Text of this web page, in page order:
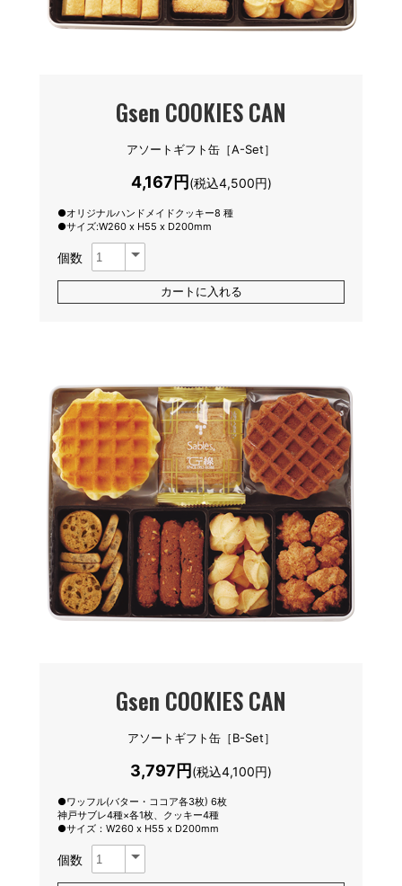
Gsen COOKIES CAN
アソートギフト缶［A-Set］
4,167円 (税込4,500円)
●オリジナルハンドメイドクッキー8 種
●サイズ:W260 x H55 x D200mm
個数
カートに入れる
Gsen COOKIES CAN
アソートギフト缶［B-Set］
3,797円 (税込4,100円)
●ワッフル(バター・ココア各3枚) 6枚
神戸サブレ4種×各1枚、クッキー4種
●サイズ：W260 x H55 x D200mm
個数